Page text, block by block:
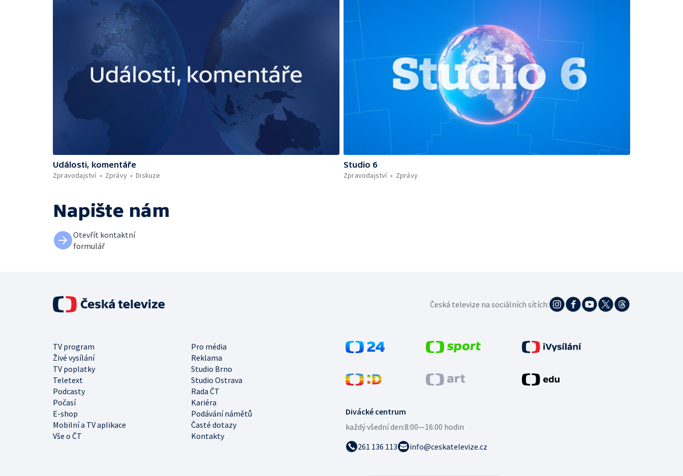
Události, komentáře
Zpravodajství
Zprávy Diskuze
Studio 6
Zpravodajství
Zprávy
Napište nám
Otevřít kontaktní
formulář
Divácké centrum
každý všední den:8:00—16:00 hodin
261 136 113
info@ceskatelevize.cz
TV program
Pro média
Živé vysílání
Reklama
TV poplatky
Studio Brno
Teletext
Studio Ostrava
Podcasty
Rada ČT
Počasí
Kariéra
E-shop
Podávání námětů
Mobilní a TV aplikace
Časté dotazy
Vše o ČT
Kontakty
Česká televize na sociálních sítích: